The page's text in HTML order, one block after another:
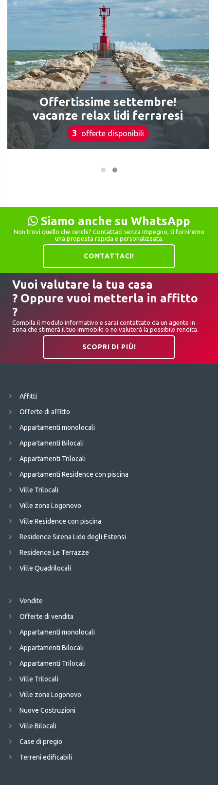
Offertissime settembre!
vacanze relax lidi ferraresi
3 offerte disponibili
Siamo anche su WhatsApp
Non trovi quello che cerchi? Contattaci senza impegno, ti forniremo
una proposta rapida e personalizzata.
CONTATTACI!
Vuoi valutare la tua casa
? Oppure vuoi metterla in affitto
?
Compila il modulo informativo e sarai contattato da un agente in
zona che stimerà il tuo immobile o ne valuterà la possibile rendita.
SCOPRI DI PIÙ!
Affitti
Offerte di affitto
Appartamenti monolocali
Appartamenti Bilocali
Appartamenti Trilocali
Appartamenti Residence con piscina
Ville Trilocali
Ville zona Logonovo
Ville Residence con piscina
Residence Sirena Lido degli Estensi
Residence Le Terrazze
Ville Quadrilocali
Vendite
Offerte di vendita
Appartamenti monolocali
Appartamenti Bilocali
Appartamenti Trilocali
Ville Trilocali
Ville zona Logonovo
Nuove Costruzioni
Ville Bilocali
Case di pregio
Terreni edificabili